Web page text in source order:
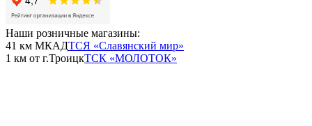
Наши розничные магазины:
41 км МКАДТСЯ «Славянский мир»
1 км от г.ТроицкТСК «МОЛОТОК»